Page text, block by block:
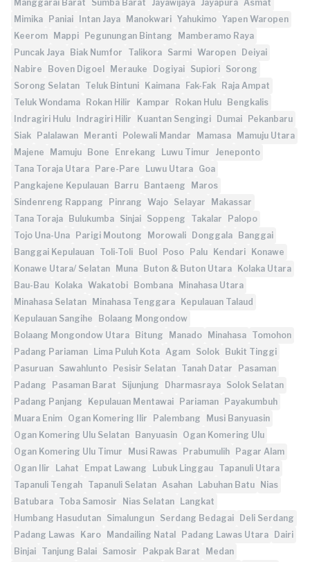
Manggarai Barat Sumba Barat Jayawijaya Jayapura Asmat
Mimika
Paniai Intan Jaya Manokwari Yahukimo Yapen Waropen
Keerom
Mappi Pegunungan Bintang
Mamberamo Raya
Puncak Jaya
Biak Numfor Talikora Sarmi Waropen
Deiyai
Nabire
Boven Digoel Merauke Dogiyai Supiori Sorong
Sorong Selatan Teluk Bintuni Kaimana Fak-Fak
Raja Ampat
Teluk Wondama
Rokan Hilir Kampar Rokan Hulu
Bengkalis
Indragiri Hulu
Indragiri Hilir Kuantan Sengingi Dumai
Pekanbaru
Siak
Palalawan Meranti Polewali Mandar Mamasa
Mamuju Utara
Majene
Mamuju Bone Enrekang Luwu Timur
Jeneponto
Tana Toraja Utara
Pare-Pare Luwu Utara Goa
Pangkajene Kepulauan
Barru Bantaeng
Maros
Sindenreng Rappang
Pinrang Wajo Selayar
Makassar
Tana Toraja
Bulukumba Sinjai Soppeng Takalar
Palopo
Tojo Una-Una
Parigi Moutong Morowali Donggala
Banggai
Banggai Kepulauan Toli-Toli Buol Poso Palu Kendari
Konawe
Konawe Utara/ Selatan
Muna Buton & Buton Utara
Kolaka Utara
Bau-Bau
Kolaka Wakatobi Bombana
Minahasa Utara
Minahasa Selatan
Minahasa Tenggara
Kepulauan Talaud
Kepulauan Sangihe
Bolaang Mongondow
Bolaang Mongondow Utara
Bitung Manado Minahasa Tomohon
Padang Pariaman
Lima Puluh Kota Agam Solok
Bukit Tinggi
Pasuruan Sawahlunto Pesisir Selatan Tanah Datar
Pasaman
Padang
Pasaman Barat Sijunjung Dharmasraya Solok Selatan
Padang Panjang
Kepulauan Mentawai Pariaman
Payakumbuh
Muara Enim Ogan Komering Ilir Palembang
Musi Banyuasin
Ogan Komering Ulu Selatan
Banyuasin Ogan Komering Ulu
Ogan Komering Ulu Timur
Musi Rawas Prabumulih
Pagar Alam
Ogan Ilir
Lahat Empat Lawang Lubuk Linggau Tapanuli Utara
Tapanuli Tengah Tapanuli Selatan Asahan Labuhan Batu
Nias
Batubara Toba Samosir Nias Selatan
Langkat
Humbang Hasudutan Simalungun Serdang Bedagai
Deli Serdang
Padang Lawas
Karo Mandailing Natal Padang Lawas Utara
Dairi
Binjai Tanjung Balai Samosir Pakpak Barat
Medan